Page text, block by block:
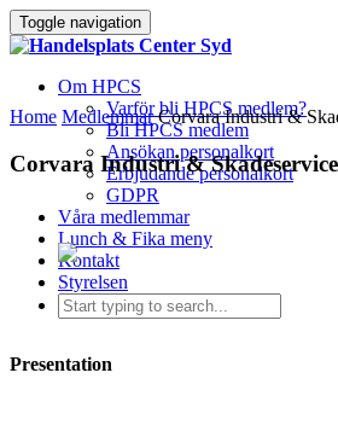
Toggle navigation
Om HPCS
Varför bli HPCS medlem?
Bli HPCS medlem
Ansökan personalkort
Erbjudande personalkort
GDPR
Våra medlemmar
Lunch & Fika meny
Kontakt
Styrelsen
Home Medlemmar Corvara Industri &
Corvara Industri & Skadeservice
Presentation